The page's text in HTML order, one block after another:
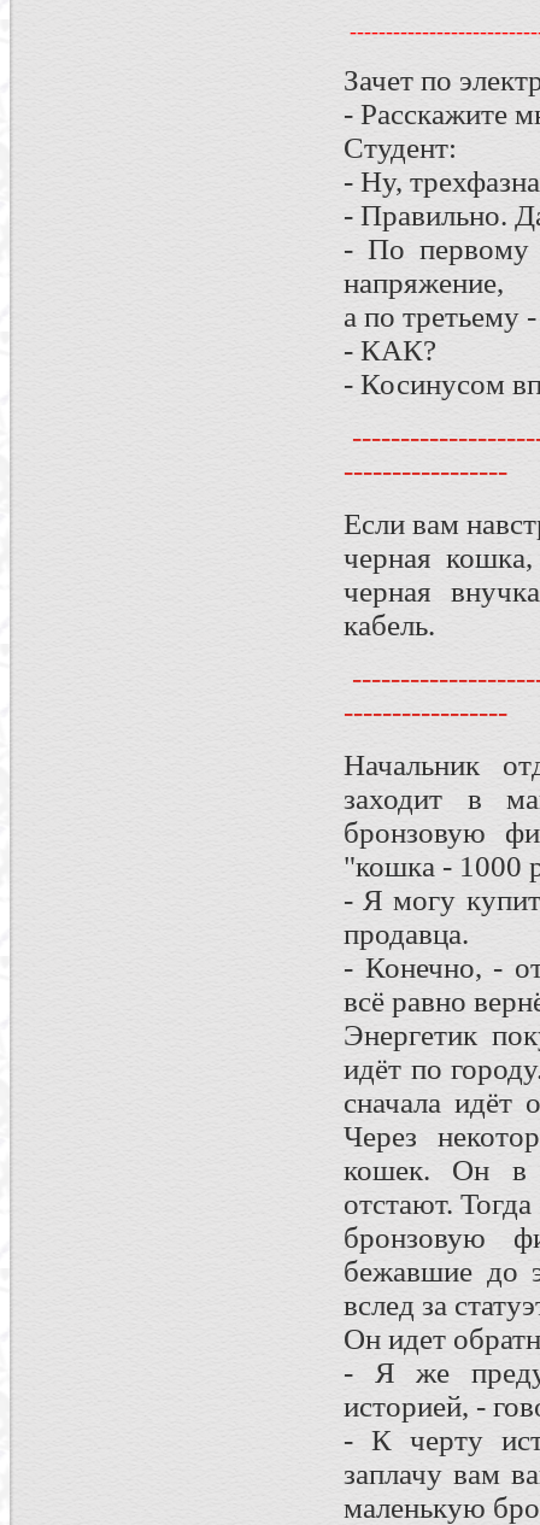
Зачет по
- Расскажите
Студент:
- Ну,
- Правильно.
- По первому
напряжение,
а по третьему
- КАК?
- Косинусом
-----------------
Если вам
черная
черная
кабель.
-----------------
Начальник
заходит в
бронзовую
"кошка - 1000
- Я могу
продавца.
- Конечно, -
всё равно
Энергетик
идёт по
сначала идёт
Через
кошек. Он в
отстают.
бронзовую
бежавшие до
вслед за
Он идет
- Я же
историей, -
- К черту
заплачу вам
маленькую